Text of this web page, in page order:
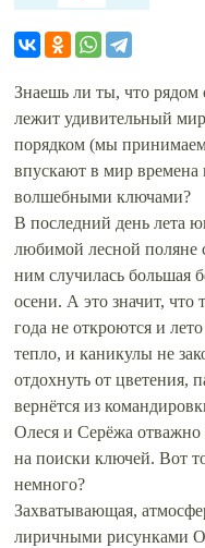
Знаешь ли ты, что
лежит удивительный
порядком (мы
впускают в мир времена
волшебными ключами?
В последний день лета
любимой лесной поляне
ним случилась большая
осени. А это значит, что
года не откроются и
тепло, и каникулы не
отдохнуть от цветения,
вернётся из
Олеся и Серёжа отважно
на поиски ключей. Вот
немного?
Захватывающая,
лиричными рисунками